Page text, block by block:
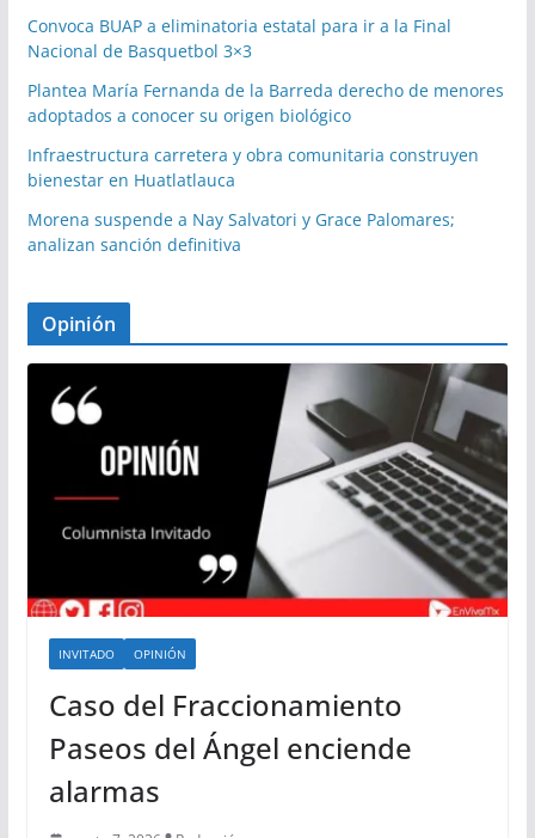
Convoca BUAP a eliminatoria estatal para ir a la Final
Nacional de Basquetbol 3×3
Plantea María Fernanda de la Barreda derecho de menores
adoptados a conocer su origen biológico
Infraestructura carretera y obra comunitaria construyen
bienestar en Huatlatlauca
Morena suspende a Nay Salvatori y Grace Palomares;
analizan sanción definitiva
Opinión
INVITADO OPINIÓN
Caso del Fraccionamiento
Paseos del Ángel enciende
alarmas